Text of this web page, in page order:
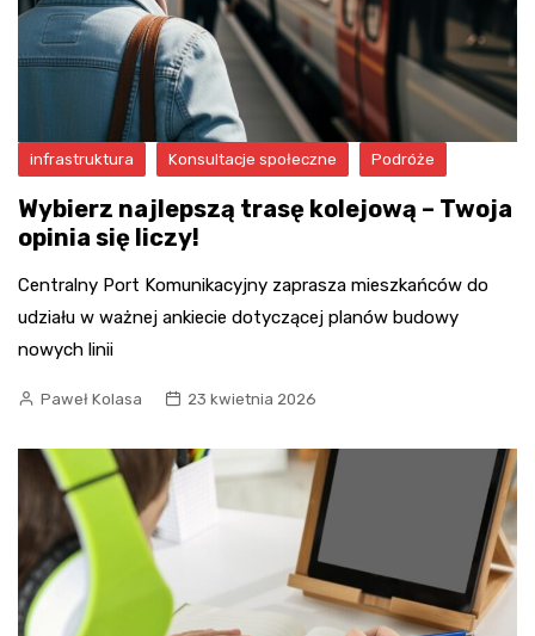
infrastruktura Konsultacje społeczne Podróże
Wybierz najlepszą trasę kolejową – Twoja
opinia się liczy!
Centralny Port Komunikacyjny zaprasza mieszkańców do
udziału w ważnej ankiecie dotyczącej planów budowy
nowych linii
Paweł Kolasa 23 kwietnia 2026